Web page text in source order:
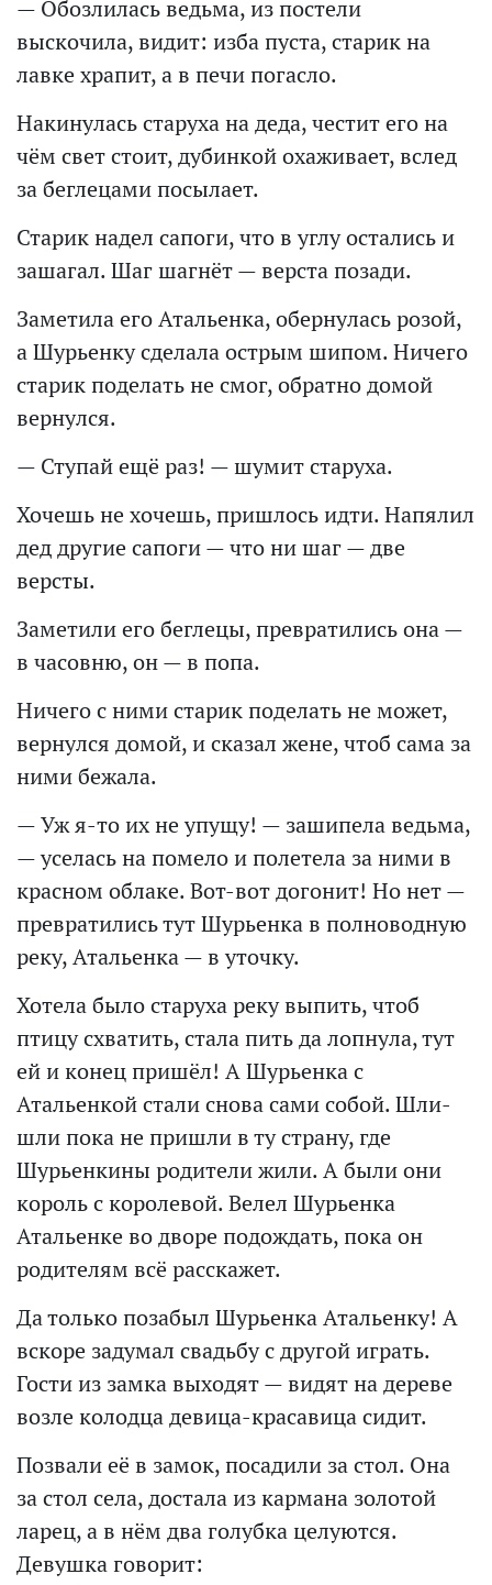
— Обозлилась ведьма, из постели
выскочила, видит: изба пуста, старик на
лавке храпит, а в печи погасло.
Накинулась старуха на деда, честит его на
чём свет стоит, дубинкой охаживает, вслед
за беглецами посылает.
Старик надел сапоги, что в углу остались и
зашагал. Шаг шагнёт — верста позади.
Заметила его Атальенка, обернулась розой,
а Шурьенку сделала острым шипом. Ничего
старик поделать не смог, обратно домой
вернулся.
— Ступай ещё раз! — шумит старуха.
Хочешь не хочешь, пришлось идти. Напялил
дед другие сапоги — что ни шаг — две
версты.
Заметили его беглецы, превратились она —
в часовню, он — в попа.
Ничего с ними старик поделать не может,
вернулся домой, и сказал жене, чтоб сама за
ними бежала.
— Уж я-то их не упущу! — зашипела ведьма,
— уселась на помело и полетела за ними в
красном облаке. Вот-вот догонит! Но нет —
превратились тут Шурьенка в полноводную
реку, Атальенка — в уточку.
Хотела было старуха реку выпить, чтоб
птицу схватить, стала пить да лопнула, тут
ей и конец пришёл! А Шурьенка с
Атальенкой стали снова сами собой. Шли-
шли пока не пришли в ту страну, где
Шурьенкины родители жили. А были они
король с королевой. Велел Шурьенка
Атальенке во дворе подождать, пока он
родителям всё расскажет.
Да только позабыл Шурьенка Атальенку! А
вскоре задумал свадьбу с другой играть.
Гости из замка выходят — видят на дереве
возле колодца девица-красавица сидит.
Позвали её в замок, посадили за стол. Она
за стол села, достала из кармана золотой
ларец, а в нём два голубка целуются.
Девушка говорит: